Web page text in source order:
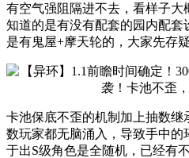
有空气强阻隔进不去，看样子
知道的是有没有配套的园内配套
是有鬼屋+摩天轮的，大家先存疑
卡池保底不歪的机制加上抽数
数玩家都无脑涌入，导致手中
于出S级角色是全随机，已经有